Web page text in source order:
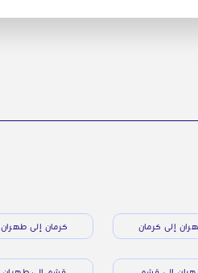
إلى كرمان كرمان إلى طهران